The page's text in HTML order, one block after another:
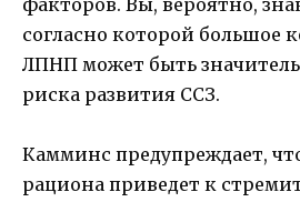
факторов. Вы, вероятно,
согласно которой большое
ЛПНП может быть
риска развития ССЗ.
Камминс предупреждает,
рациона приведет к